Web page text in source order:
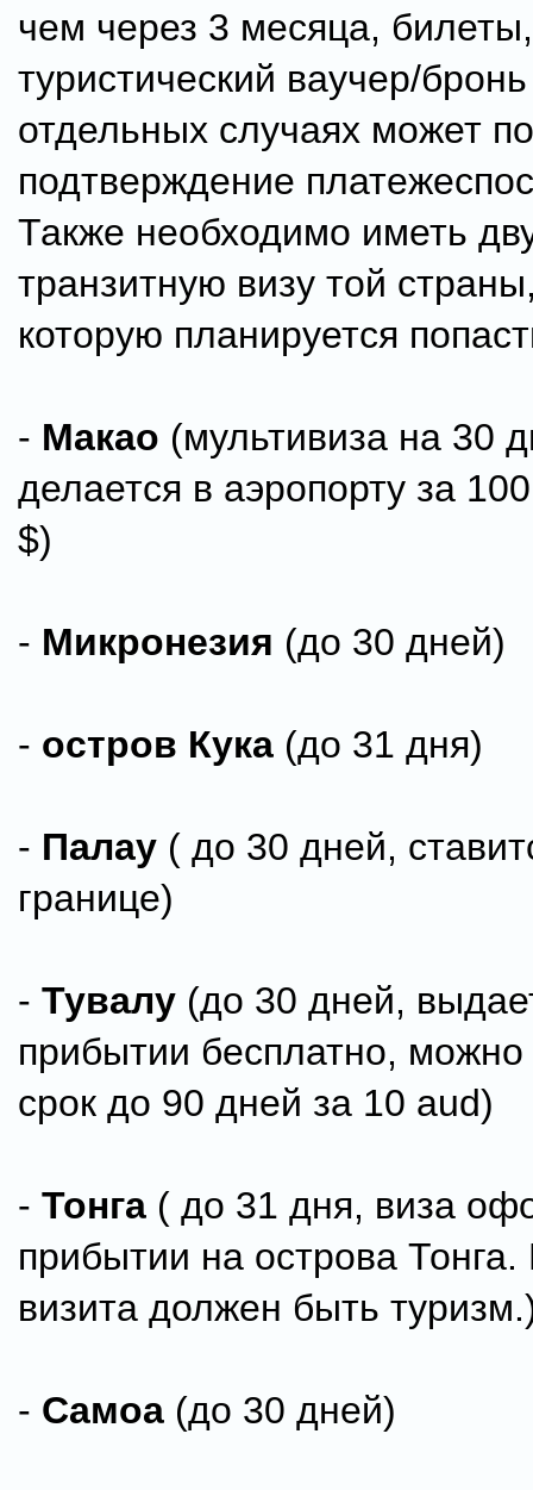
чем через 3 месяца, билеты,
туристический ваучер/
отдельных случаях может
подтверждение
Также необходимо иметь
транзитную визу той
которую планируется
- Макао (мультивиза на 30
делается в аэропорту за 100
$)
- Микронезия (до 30 дней)
- остров Кука (до 31 дня)
- Палау ( до 30 дней,
границе)
- Тувалу (до 30 дней,
прибытии бесплатно,
срок до 90 дней за 10 aud)
- Тонга ( до 31 дня, виза
прибытии на острова
визита должен быть
- Самоа (до 30 дней)